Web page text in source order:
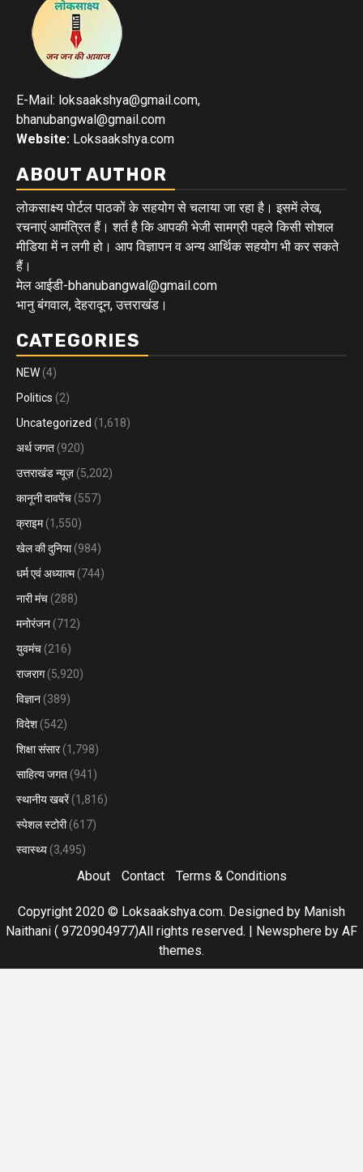
E-Mail: loksaakshya@gmail.com,
bhanubangwal@gmail.com
Website: Loksaakshya.com
ABOUT AUTHOR
लोकसाक्ष्य पोर्टल पाठकों के सहयोग से चलाया जा रहा है। इसमें लेख,
रचनाएं आमंत्रित हैं। शर्त है कि आपकी भेजी सामग्री पहले किसी सोशल
मीडिया में न लगी हो। आप विज्ञापन व अन्य आर्थिक सहयोग भी कर सकते
हैं।
मेल आईडी-bhanubangwal@gmail.com
भानु बंगवाल, देहरादून, उत्तराखंड।
CATEGORIES
NEW (4)
Politics (2)
Uncategorized (1,618)
अर्थ जगत (920)
उत्तराखंड न्यूज़ (5,202)
कानूनी दावपेंच (557)
क्राइम(1,550)
खेल की दुनिया(984)
धर्म एवं अध्यात्म(744)
नारी मंच (288)
मनोरंजन (712)
युवमंच (216)
राजराग(5,920)
विज्ञान (389)
विदेश (542)
शिक्षा संसार(1,798)
साहित्य जगत (941)
स्थानीय खबरें(1,816)
स्पेशल स्टोरी(617)
स्वास्थ्य (3,495)
About Contact Terms & Conditions
Copyright 2020 © Loksaakshya.com. Designed by Manish
Naithani ( 9720904977)All rights reserved. | Newsphere by AF
themes.